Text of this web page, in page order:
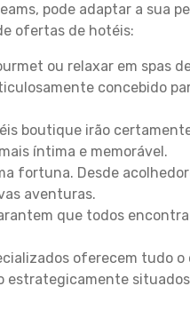
pode adaptar a sua
ofertas de hotéis:
ou relaxar em spas
concebido
boutique irão
íntima e memorável.
fortuna. Desde
aventuras.
que todos
oferecem tudo o
estrategicamente